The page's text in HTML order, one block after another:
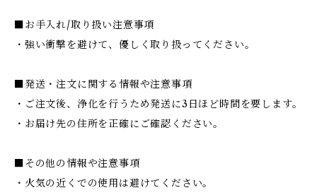
■お手入れ/取り扱い注意事項
・強い衝撃を避けて、優しく取り扱ってください。
■発送・注文に関する情報や注意事項
・ご注文後、浄化を行うため発送に3日ほど時間を要します。
・お届け先の住所を正確にご確認ください。
■その他の情報や注意事項
・火気の近くでの使用は避けてください。